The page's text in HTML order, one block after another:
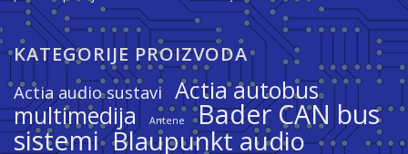
KATEGORIJE PROIZVODA
Actia audio sustavi Actia autobus
multimedija
Antene Bader CAN bus
sistemi Blaupunkt audio